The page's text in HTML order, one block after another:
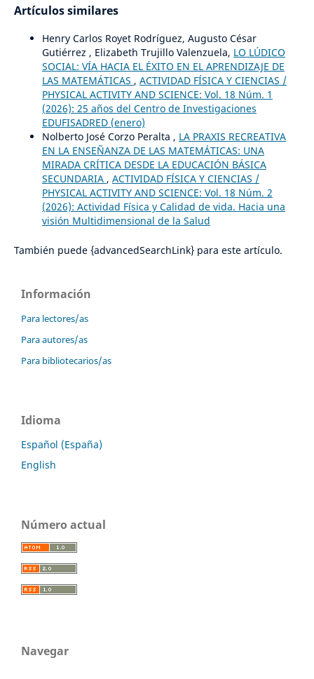
Artículos similares
Henry Carlos Royet Rodríguez, Augusto César
Gutiérrez , Elizabeth Trujillo Valenzuela, LO LÚDICO
SOCIAL: VÍA HACIA EL ÉXITO EN EL APRENDIZAJE DE
LAS MATEMÁTICAS , ACTIVIDAD FÍSICA Y CIENCIAS /
PHYSICAL ACTIVITY AND SCIENCE: Vol. 18 Núm. 1
(2026): 25 años del Centro de Investigaciones
EDUFISADRED (enero)
Nolberto José Corzo Peralta , LA PRAXIS RECREATIVA
EN LA ENSEÑANZA DE LAS MATEMÁTICAS: UNA
MIRADA CRÍTICA DESDE LA EDUCACIÓN BÁSICA
SECUNDARIA , ACTIVIDAD FÍSICA Y CIENCIAS /
PHYSICAL ACTIVITY AND SCIENCE: Vol. 18 Núm. 2
(2026): Actividad Física y Calidad de vida. Hacia una
visión Multidimensional de la Salud
También puede {advancedSearchLink} para este artículo.
Información
Para lectores/as
Para autores/as
Para bibliotecarios/as
Idioma
Español (España)
English
Número actual
Navegar